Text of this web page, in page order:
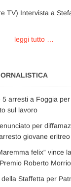
TV) Intervista a
leggi tutto …
5 arresti a Foggia
sul lavoro
per
giovane eritreo
felix” vince
Roberto
Staffetta per